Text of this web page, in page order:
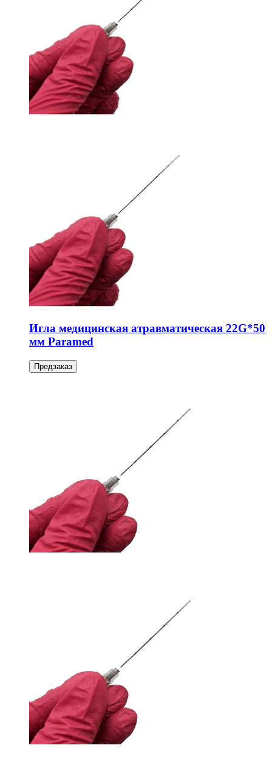
Игла медицинская атравматическая 22G*50
мм Paramed
Предзаказ